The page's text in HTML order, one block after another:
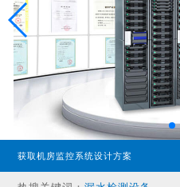
获取机房监控系统设计方案
专业型主机
经济型主机
漏水检测设备